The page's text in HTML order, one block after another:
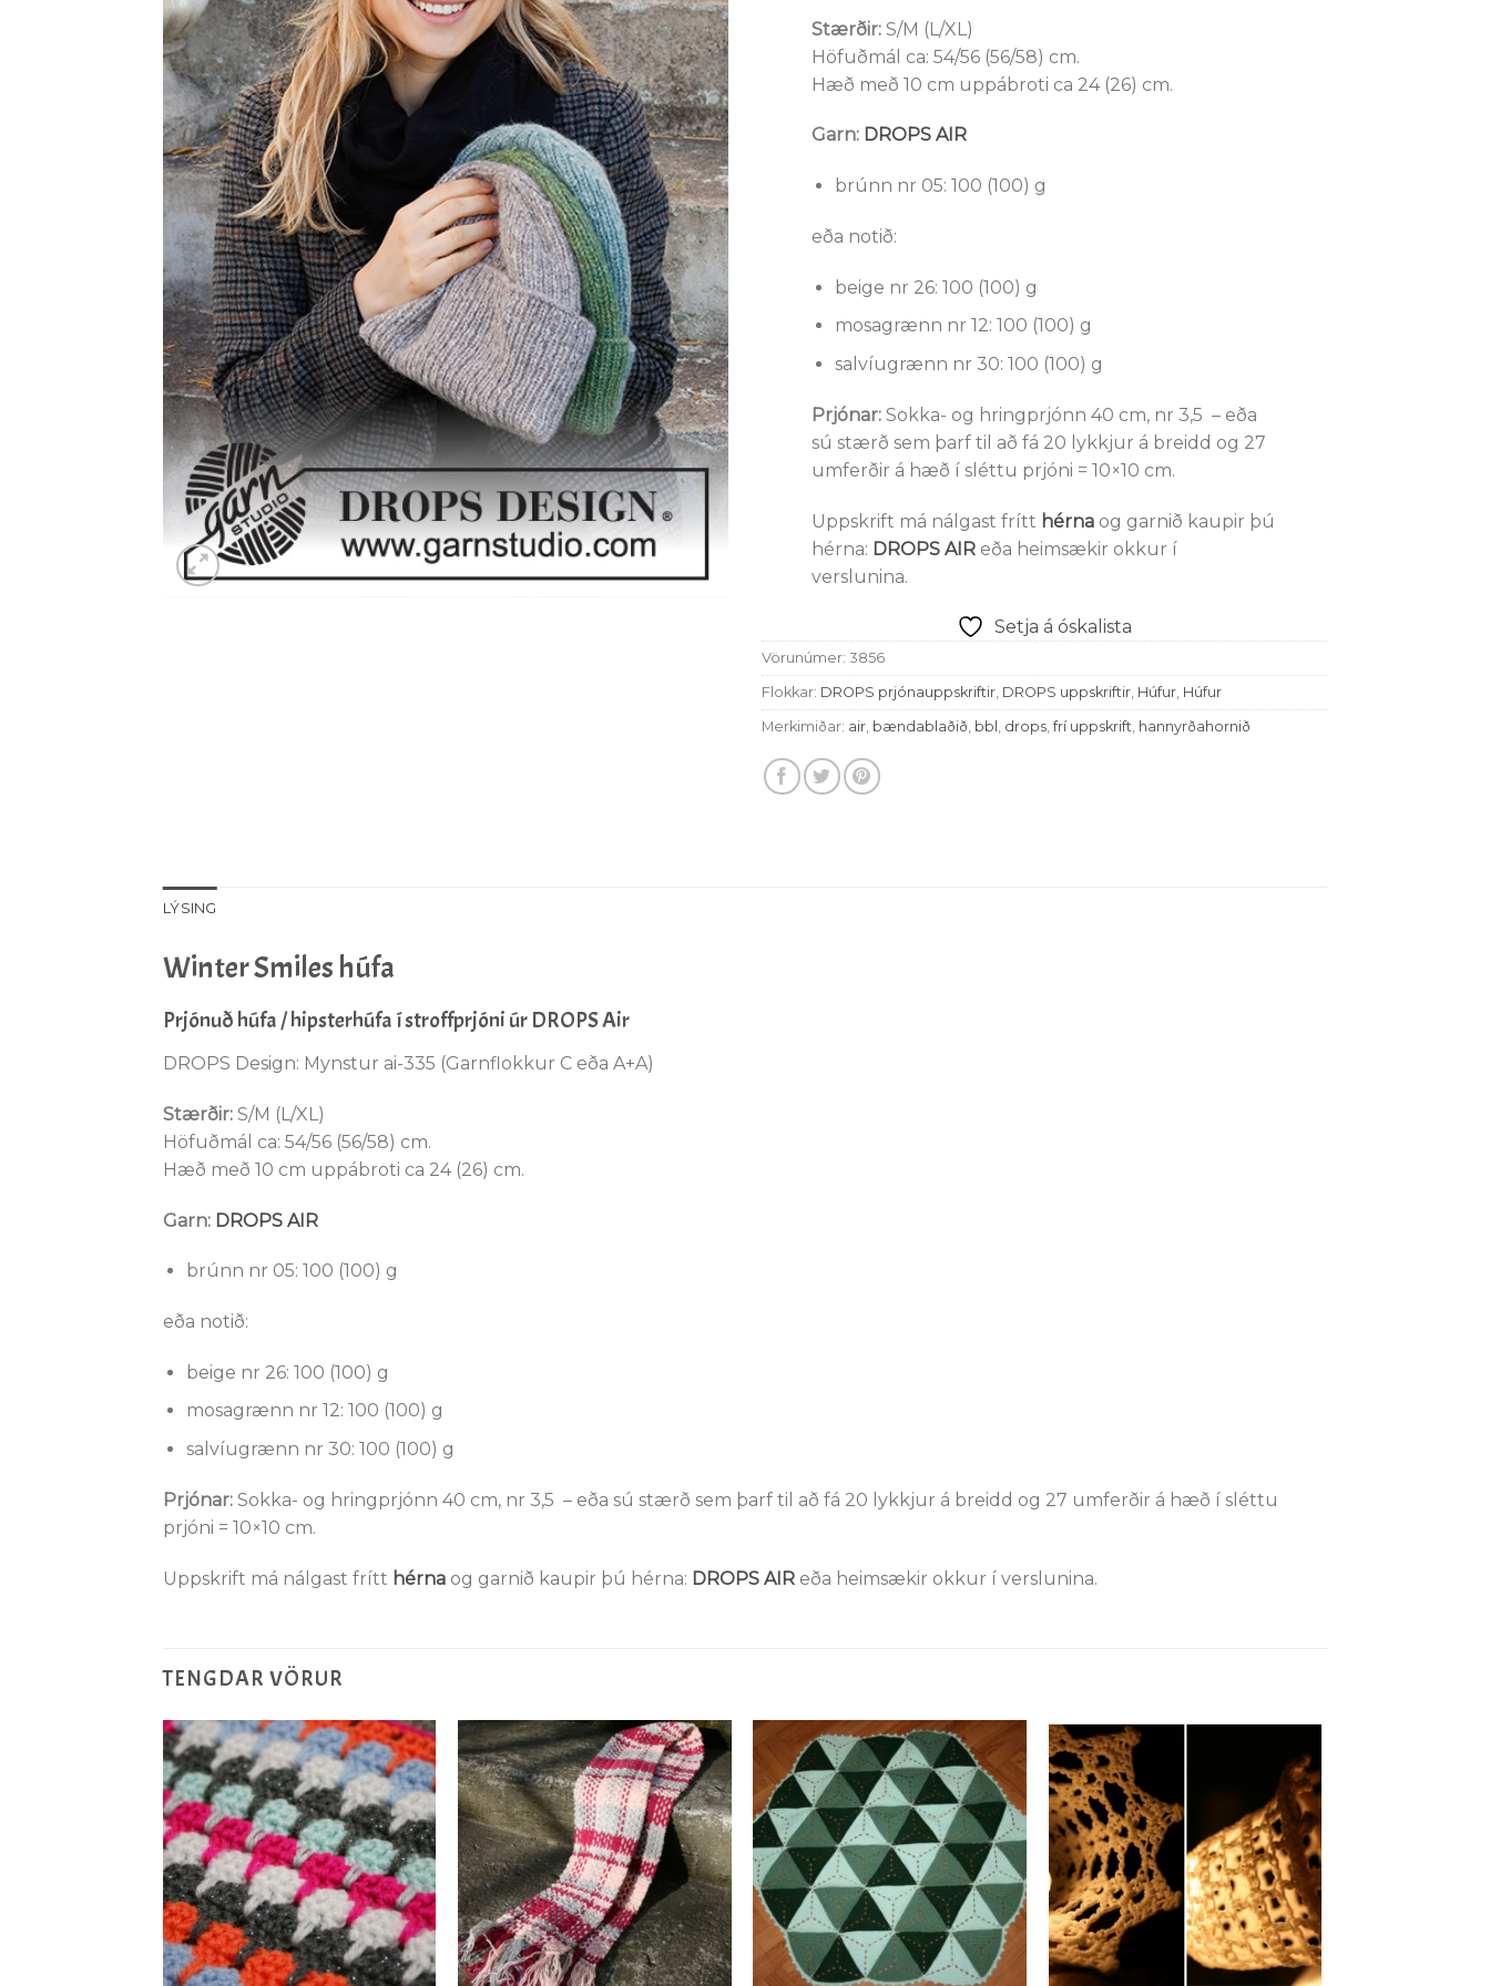
Stærðir: S/M (L/XL)
Höfuðmál ca: 54/56 (56/58) cm.
Hæð með 10 cm uppábroti ca 24 (26) cm.
Garn: DROPS AIR
brúnn nr 05: 100 (100) g
eða notið:
beige nr 26: 100 (100) g
mosagrænn nr 12: 100 (100) g
salvíugrænn nr 30: 100 (100) g
Prjónar: Sokka- og hringprjónn 40 cm, nr 3,5 – eða
sú stærð sem þarf til að fá 20 lykkjur á breidd og 27
umferðir á hæð í sléttu prjóni = 10×10 cm.
Uppskrift má nálgast frítt hérna og garnið kaupir þú
hérna: DROPS AIR eða heimsækir okkur í
verslunina.
Setja á óskalista
Vörunúmer: 3856
Flokkar: DROPS prjónauppskriftir, DROPS uppskriftir, Húfur, Húfur
Merkimiðar: air, bændablaðið, bbl , drops, frí uppskrift, hannyrðahornið
LÝSING
Winter Smiles húfa
Prjónuð húfa / hipsterhúfa í stroffprjóni úr DROPS Air
DROPS Design: Mynstur ai-335 (Garnflokkur C eða A+A)
Stærðir: S/M (L/XL)
Höfuðmál ca: 54/56 (56/58) cm.
Hæð með 10 cm uppábroti ca 24 (26) cm.
Garn: DROPS AIR
brúnn nr 05: 100 (100) g
eða notið:
beige nr 26: 100 (100) g
mosagrænn nr 12: 100 (100) g
salvíugrænn nr 30: 100 (100) g
Prjónar: Sokka- og hringprjónn 40 cm, nr 3,5 – eða sú stærð sem þarf til að fá 20 lykkjur á breidd og 27 umferðir á hæð í sléttu
prjóni = 10×10 cm.
Uppskrift má nálgast frítt hérna og garnið kaupir þú hérna: DROPS AIR eða heimsækir okkur í verslunina.
TENGDAR VÖRUR
Setja á
óskalista
Setja á
óskalista
Setja á
óskalista
Setja á
óskalista